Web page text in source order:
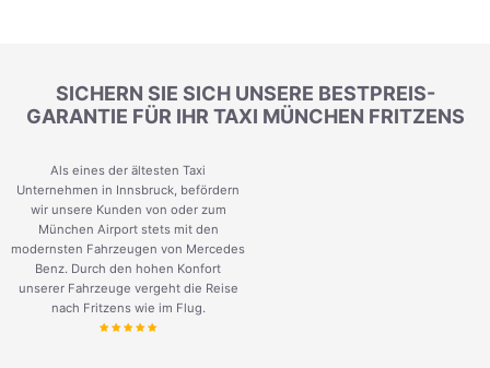
SICHERN SIE SICH UNSERE BESTPREIS-
GARANTIE FÜR IHR TAXI MÜNCHEN FRITZENS
Als eines der ältesten Taxi
Unternehmen in Innsbruck, befördern
wir unsere Kunden von oder zum
München Airport stets mit den
modernsten Fahrzeugen von Mercedes
Benz. Durch den hohen Konfort
unserer Fahrzeuge vergeht die Reise
nach Fritzens wie im Flug.